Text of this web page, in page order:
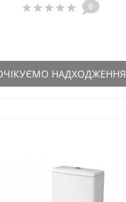
0
НАДХОДЖЕННЯ